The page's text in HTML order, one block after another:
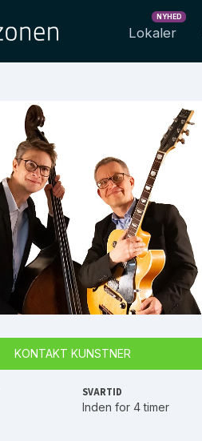
Lokaler
NYHED
KONTAKT KUNSTNER
SVARTID
Inden for 4 timer